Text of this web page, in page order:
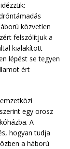
közvetlen
felszólítjuk a
kialakított
lépést se tegyen
ért
egy orosz
A
hogyan tudja
a háború